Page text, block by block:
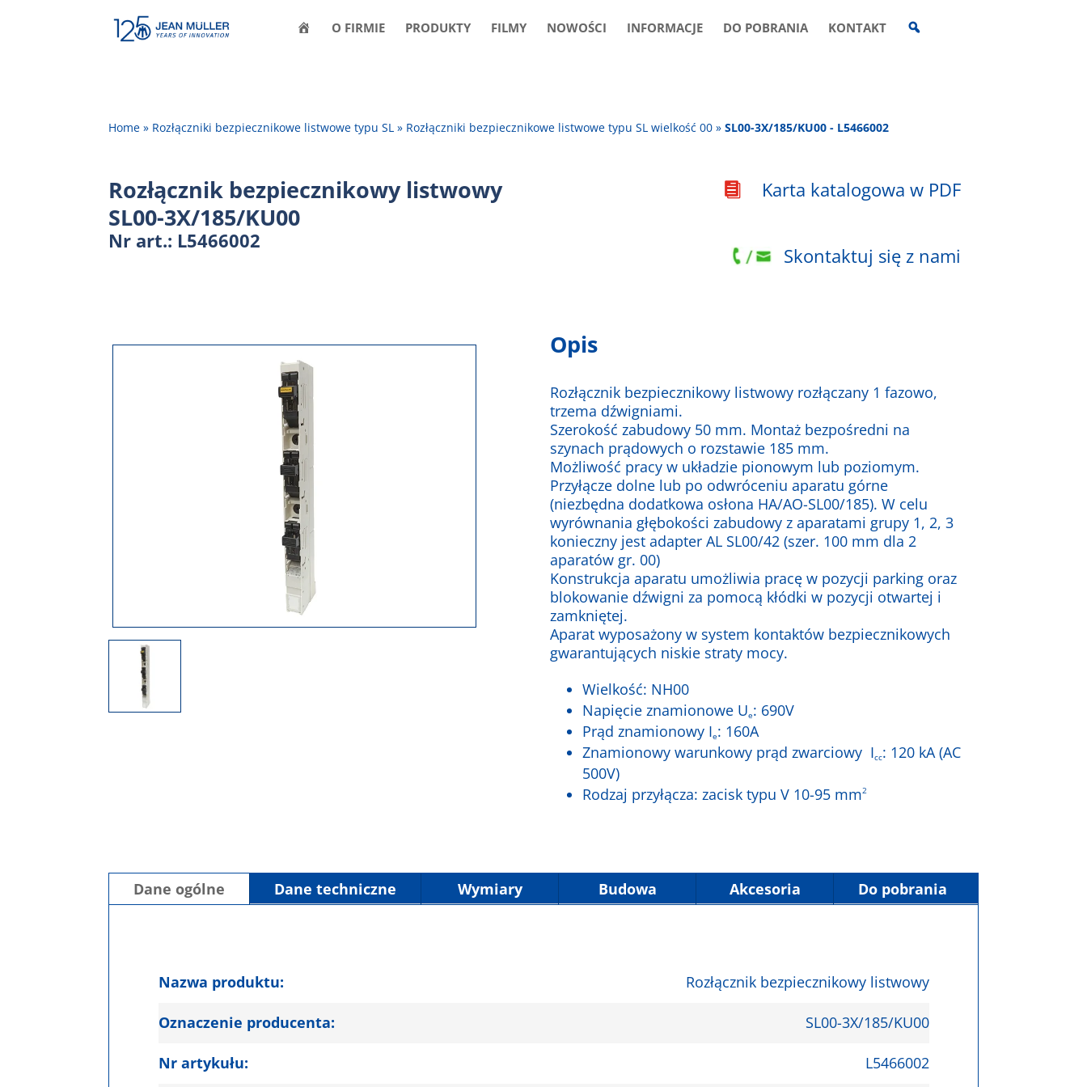
O FIRMIE PRODUKTY FILMY NOWOŚCI INFORMACJE DO POBRANIA KONTAKT
Home » Rozłączniki bezpiecznikowe listwowe typu SL » Rozłączniki bezpiecznikowe listwowe typu SL wielkość 00 »SL00-3X/185/KU00 - L5466002
Rozłącznik bezpiecznikowy listwowy
SL00-3X/185/KU00
Nr art.: L5466002
 Karta katalogowa w PDF
Skontaktuj się z nami
Opis
Rozłącznik bezpiecznikowy listwowy rozłączany 1 fazowo,
trzema dźwigniami.
Szerokość zabudowy 50 mm. Montaż bezpośredni na
szynach prądowych o rozstawie 185 mm.
Możliwość pracy w układzie pionowym lub poziomym.
Przyłącze dolne lub po odwróceniu aparatu górne
(niezbędna dodatkowa osłona HA/AO-SL00/185). W celu
wyrównania głębokości zabudowy z aparatami grupy 1, 2, 3
konieczny jest adapter AL SL00/42 (szer. 100 mm dla 2
aparatów gr. 00)
Konstrukcja aparatu umożliwia pracę w pozycji parking oraz
blokowanie dźwigni za pomocą kłódki w pozycji otwartej i
zamkniętej.
Aparat wyposażony w system kontaktów bezpiecznikowych
gwarantujących niskie straty mocy.
Wielkość: NH00
Napięcie znamionowe Ue: 690V
Prąd znamionowy Ie: 160A
Znamionowy warunkowy prąd zwarciowy Icc: 120 kA (AC
500V)
Rodzaj przyłącza: zacisk typu V 10-95 mm2
Dane ogólne Dane techniczne Wymiary Budowa Akcesoria Do pobrania
Nazwa produktu: Rozłącznik bezpiecznikowy listwowy
Oznaczenie producenta: SL00-3X/185/KU00
Nr artykułu: L5466002